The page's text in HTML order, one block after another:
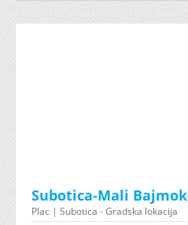
Subotica-Mali
Plac | Subotica - Gradska lokacija